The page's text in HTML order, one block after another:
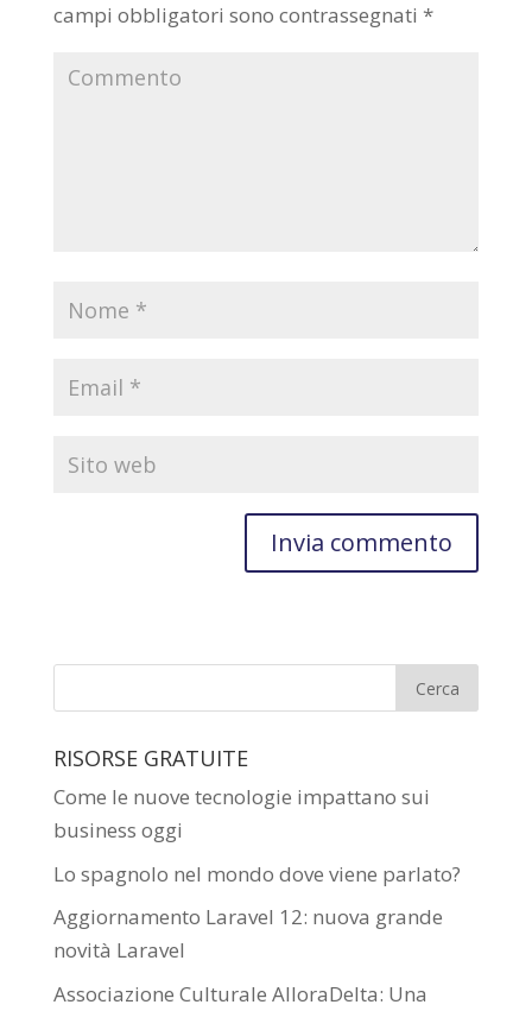
campi obbligatori sono contrassegnati *
RISORSE GRATUITE
Come le nuove tecnologie impattano sui
business oggi
Lo spagnolo nel mondo dove viene parlato?
Aggiornamento Laravel 12: nuova grande
novità Laravel
Associazione Culturale AlloraDelta: Una